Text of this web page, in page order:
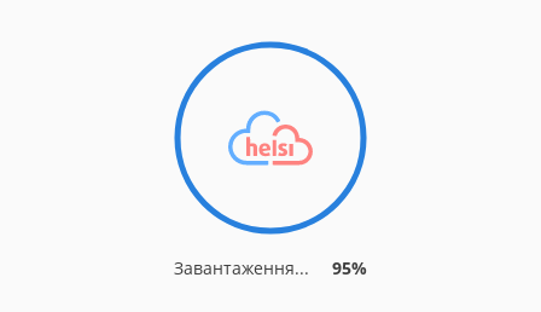
Завантаження... 95%